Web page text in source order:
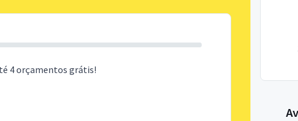
4 orçamentos grátis!